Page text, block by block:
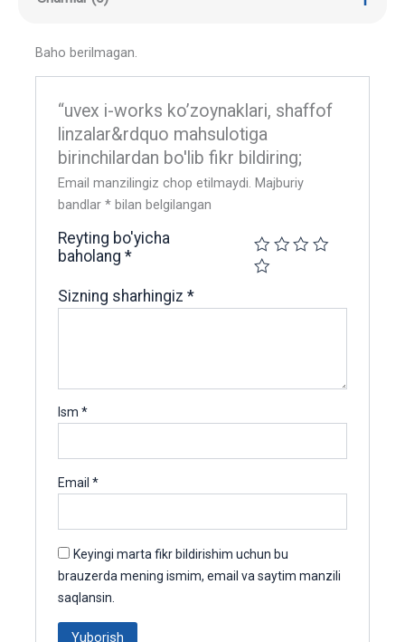
Baho berilmagan.
“uvex i-works ko’zoynaklari, shaffof
linzalar&rdquo mahsulotiga
birinchilardan bo'lib fikr bildiring;
Email manzilingiz chop etilmaydi. Majburiy
bandlar* bilan belgilangan
Reyting bo'yicha
baholang*
Sizning sharhingiz*
Ism*
Email*
Keyingi marta fikr bildirishim uchun bu
brauzerda mening ismim, email va saytim manzili
saqlansin.